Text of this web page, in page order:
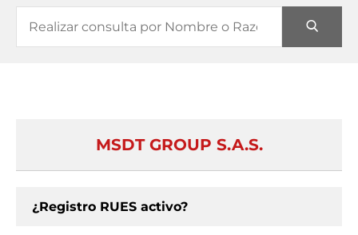
MSDT GROUP S.A.S.
¿Registro RUES activo?